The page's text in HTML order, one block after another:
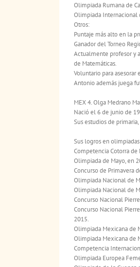
Olimpiada Rumana de
Olimpiada Internacional
Otros:
Puntaje más alto en la
Ganador del Torneo
Actualmente profesor y
de Matemáticas.
Voluntario para
Antonio además juega
MEX 4. Olga Medrano
Nació el 6 de junio de
Sus estudios de
Sus logros en
Competencia Cotorra de
Olimpiada de Mayo, en
Concurso de Primavera
Olimpiada Nacional de
Olimpiada Nacional de
Concurso Nacional
Concurso Nacional
2015.
Olimpiada Mexicana de
Olimpiada Mexicana de
Competencia
Olimpiada Europea